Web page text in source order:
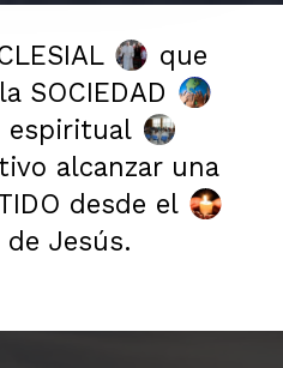
que
SOCIEDAD
espiritual
alcanzar una
desde el
Jesús.